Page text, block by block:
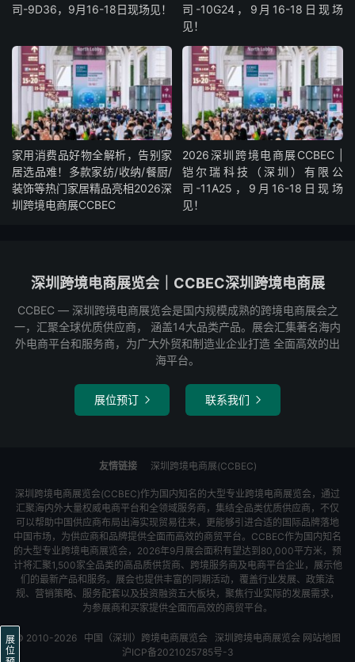
司-9D36，9月16-18日现场见！
司-10G24，9月16-18日现场
见！
家用消费品好物全解析，告别家
居选品难！多款家纺/收纳/餐厨/
装饰等热门家居精品亮相2026深
圳跨境电商展CCBEC
2026深圳跨境电商展CCBEC |
铠尔瑞科技（深圳）有限公
司-11A25，9月16-18日现场
见！
深圳跨境电商展览会｜CCBEC深圳跨境电商展
CCBEC ― 深圳跨境电商展览会是国内规模成熟的跨境电商展会之
一，汇聚全球优质供应商， 涵盖14大品类产品。展会汇集著名海内
外电商平台和服务商，为广大外贸和制造业企业打造 全面高效的出
海平台。
展位预订  联系我们 
友情链接 深圳跨境电商展(CCBEC)
深圳跨境电商展览会(CCBEC)作为国内知名的大型专业跨境电商展览会，通过
汇聚海内外大量权威电商平台和全领域服务商，集结全品类优质供应商，不仅
可以帮助中国供应商布局出海实现贸易往来，更能够引进合适的国际品牌落地
中国市场，为供应商和品牌提供全面而高效的商贸平台。CCBEC作为国内知名
的大型专业跨境电商展览会，2026年9月展会面积有望达到80,000平方米，预
计将汇聚1,500家全品类的高品质供货商、跨境服务商及电商平台企业，展示他
们的最新产品和服务。展会也提供丰富的同期活动，覆盖行业发展、政策法
规、营销策略、服务配套以及投资融资五大板块，聚焦行业实际的发展需求，
为参展商和买家提供全面而高效的商贸平台。
© 2010-2026 中国（深圳）跨境电商展览会 深圳跨境电商展览会 网站地图
沪ICP备2021025785号-3
展
位